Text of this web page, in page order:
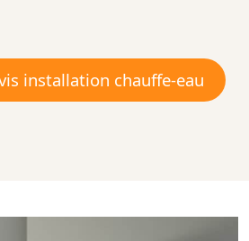
installation chauffe-eau